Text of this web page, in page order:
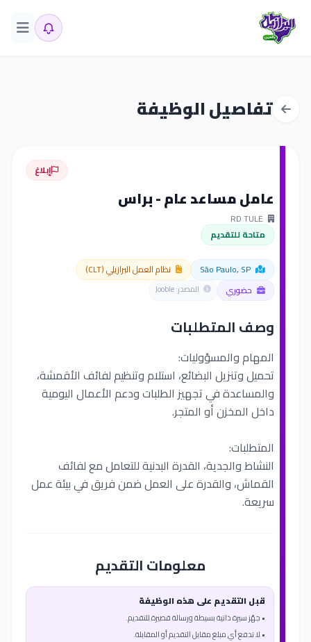
تفاصيل الوظيفة
إبلاغ
عامل مساعد عام - براس
متاحة للتقديم
نظام العمل البرازيلي (CLT)
حضوري
المصدر: Jooble
وصف المتطلبات
المهام والمسؤوليات:
تحميل وتنزيل البضائع، استلام وتنظيم لفائف الأقمشة،
والمساعدة في تجهيز الطلبات ودعم الأعمال اليومية
داخل المخزن أو المتجر.
المتطلبات:
النشاط والجدية، القدرة البدنية للتعامل مع لفائف
القماش، والقدرة على العمل ضمن فريق في بيئة عمل
سريعة.
معلومات التقديم
قبل التقديم على هذه الوظيفة
• جهّز سيرة ذاتية بسيطة ورسالة قصيرة للتقديم.
• لا تدفع أي مبلغ مقابل التقديم أو المقابلة.